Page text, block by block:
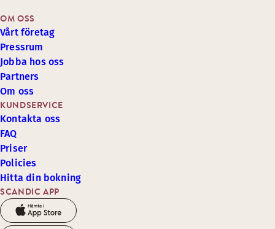
SCANDIC APP
KUNDSERVICE
Kontakta oss
FAQ
Priser
Policies
Hitta din bokning
OM OSS
Vårt företag
Pressrum
Jobba hos oss
Partners
Om oss